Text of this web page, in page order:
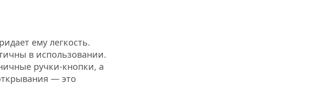
ему легкость.
в использовании.
ручки-кнопки, а
— это